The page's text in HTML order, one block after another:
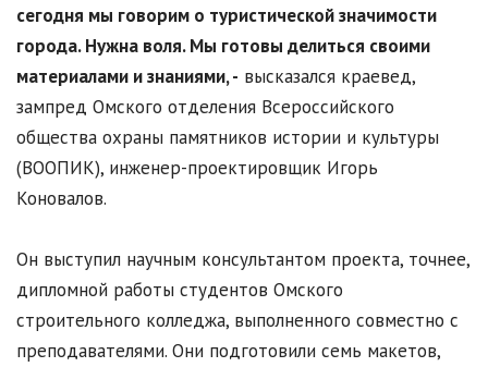
сегодня мы говорим о туристической значимости
города. Нужна воля. Мы готовы делиться своими
материалами и знаниями, - высказался краевед,
зампред Омского отделения Всероссийского
общества охраны памятников истории и культуры
(ВООПИК), инженер-проектировщик Игорь
Коновалов.
Он выступил научным консультантом проекта, точнее,
дипломной работы студентов Омского
строительного колледжа, выполненного совместно с
преподавателями. Они подготовили семь макетов,